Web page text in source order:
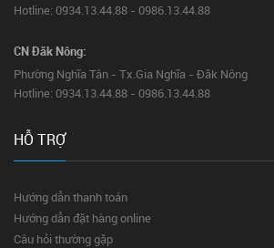
Hotline: 0934.13.44.88 - 0986.13.44.88
CN Đăk Nông:
Phường Nghĩa Tân - Tx.Gia Nghĩa - Đăk Nông
Hotline: 0934.13.44.88 - 0986.13.44.88
HỖ TRỢ
Hướng dẫn thanh toán
Hướng dẫn đặt hàng online
Câu hỏi thường gặp